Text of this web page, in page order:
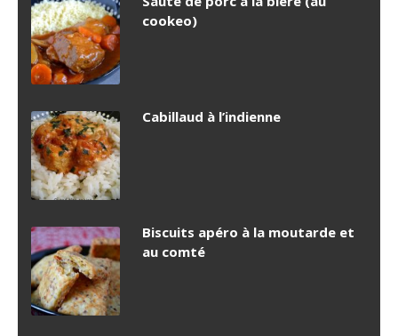
cookeo)
Cabillaud à l’indienne
Biscuits apéro à la moutarde et
au comté